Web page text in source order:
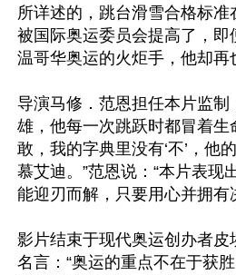
所详述的，跳台滑雪合格标准
被国际奥运委员会提高了，
温哥华奥运的火炬手，他却再
导演马修．范恩担任本片监制
雄，他每一次跳跃时都冒着生
敢，我的字典里没有‘不’，他
慕艾迪。”范恩说：“本片表现
能迎刃而解，只要用心并拥有
影片结束于现代奥运创办者皮
名言：“奥运的重点不在于获